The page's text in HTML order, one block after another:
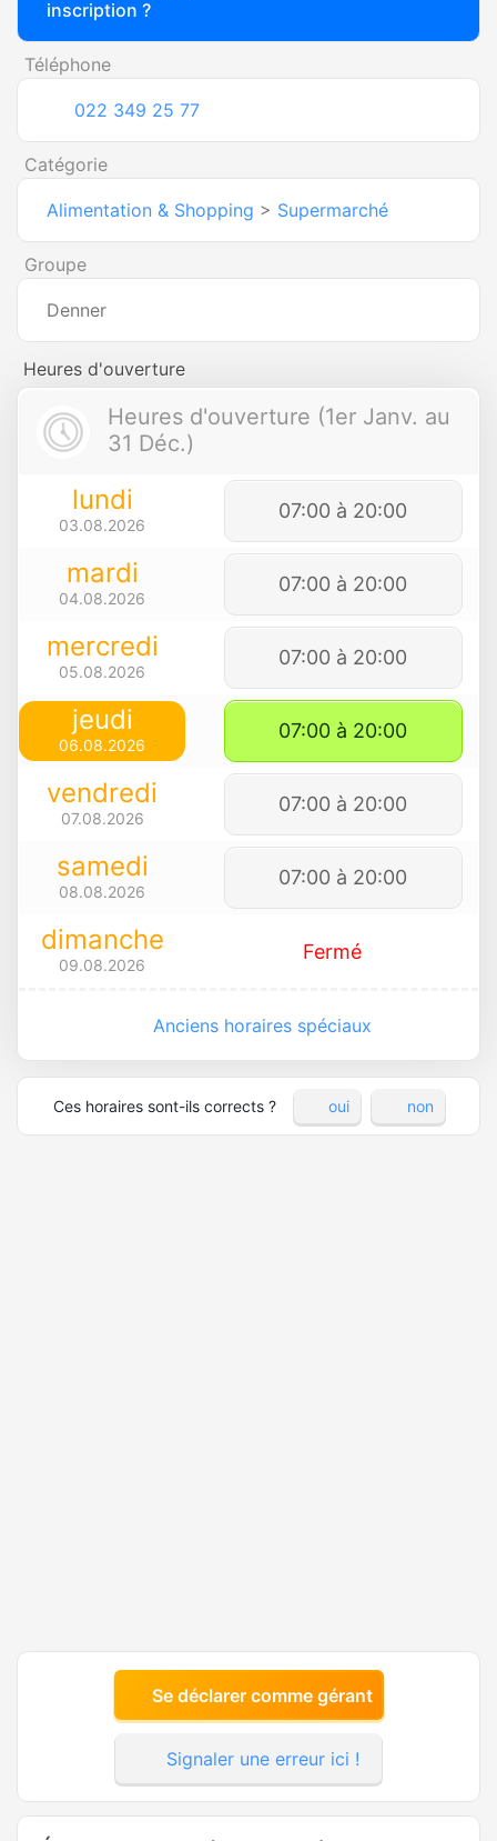
inscription ?
Téléphone
022 349 25 77
Catégorie
Alimentation & Shopping > Supermarché
Groupe
Denner
Heures d'ouverture
Heures d'ouverture (1er Janv. au
31 Déc.)
lundi
03.08.2026
07:00 à 20:00
mardi
04.08.2026
07:00 à 20:00
mercredi
05.08.2026
07:00 à 20:00
jeudi
06.08.2026
07:00 à 20:00
vendredi
07.08.2026
07:00 à 20:00
samedi
08.08.2026
07:00 à 20:00
dimanche
09.08.2026
Fermé
Anciens horaires spéciaux
Ces horaires sont-ils corrects ? oui non
Se déclarer comme gérant
Signaler une erreur ici !